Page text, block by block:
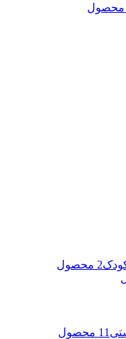
2 محصول
11 محصول